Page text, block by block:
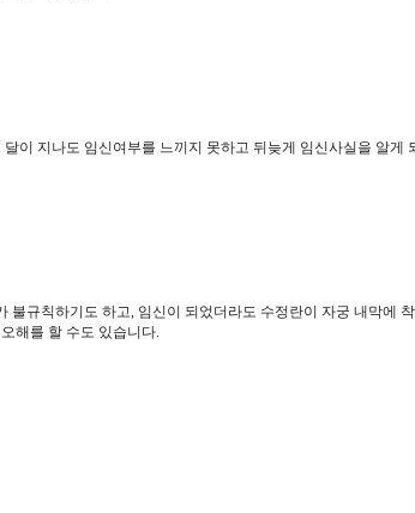
지나도 임신여부를 느끼지 못하고 뒤늦게 임신사실을 알
규칙하기도 하고, 임신이 되었더라도 수정란이 자궁 내막에
해를 할 수도 있습니다.